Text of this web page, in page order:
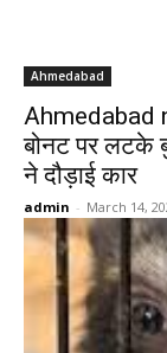
Ahmedabad
Ahmedabad
बोनट पर लटके
ने दौड़ाई कार
admin - March 14,